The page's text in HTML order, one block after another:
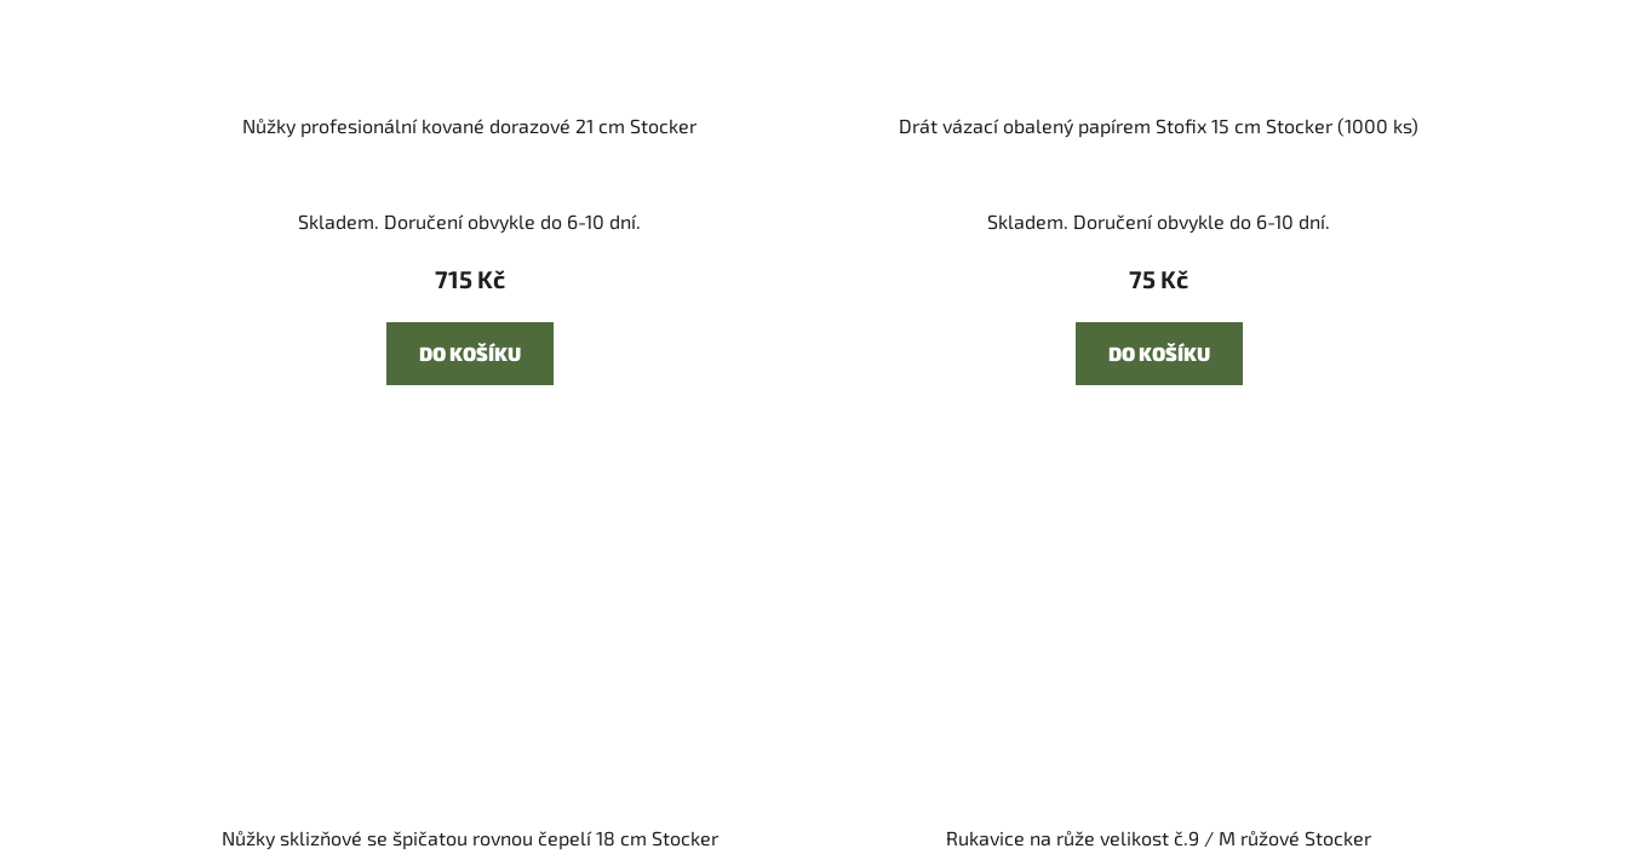
Nůžky profesionální kované dorazové 21 cm Stocker
Skladem. Doručení obvykle do 6-10 dní.
715 Kč
DO KOŠÍKU
Drát vázací obalený papírem Stofix 15 cm Stocker (1000 ks)
Skladem. Doručení obvykle do 6-10 dní.
75 Kč
DO KOŠÍKU
Nůžky sklizňové se špičatou rovnou čepelí 18 cm Stocker Rukavice na růže velikost č.9 / M růžové Stocker